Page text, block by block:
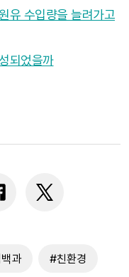
유 수입량을 늘려가고
되었을까
과 #친환경